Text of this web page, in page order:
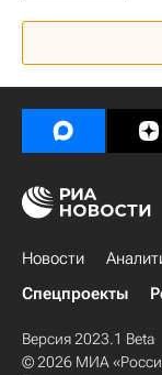
NF Group (ранее
Коммерческая
Новости
Спецпроекты
Версия 2023.1 Beta
© 2026 МИА